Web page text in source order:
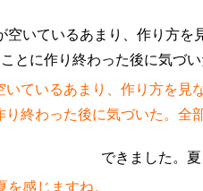
いているあまり、作り方を見
り終わった後に気づいた。全
を感じますね。